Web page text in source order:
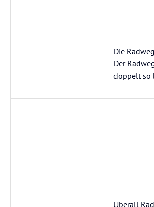
Die
Der
doppelt so
Überall